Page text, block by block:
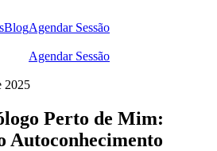
BlogAgendar Sessão
Agendar Sessão
2025
Perto de Mim:
Autoconhecimento